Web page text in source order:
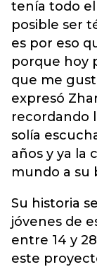
tenía todo
posible ser
es por eso
porque hoy
que me
expresó
recordando
solía
años y ya la
mundo a su
Su historia
jóvenes de
entre 14 y
este